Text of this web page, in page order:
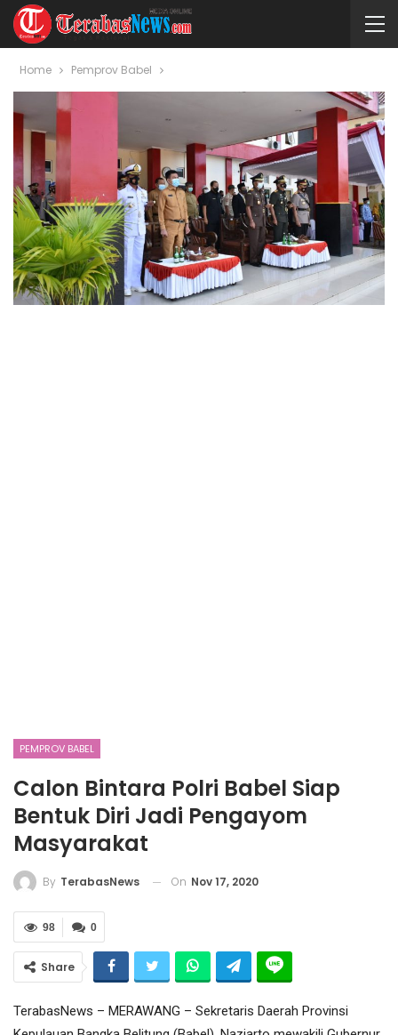
Home Pemprov Babel
PEMPROV BABEL
Calon Bintara Polri Babel Siap
Bentuk Diri Jadi Pengayom
Masyarakat
By TerabasNews On Nov 17, 2020
0
98
Share
TerabasNews – MERAWANG – Sekretaris Daerah Provinsi